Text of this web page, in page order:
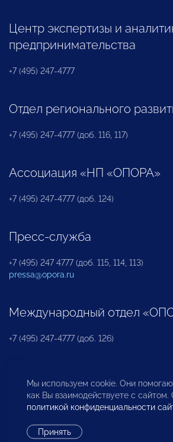
Центр экспертизы и
предпринимательства
+7 (495) 247-4777
Отдел регионального
+7 (495) 247-4777 (доб. 116, 117)
Ассоциация «НП «ОПОРА»
+7 (495) 247-4777 (доб. 124)
Пресс-служба
+7 (495) 247 4777 (доб. 115, 114, 113)
pressa@opora.ru
Международный отдел
+7 (495) 247-4777 (доб. 126)
Бюро по защите прав
инвесторов
Мы используем cookie. Они
как Вы взаимодействуете с сайтом.
политикой конфиденциальности
Принять